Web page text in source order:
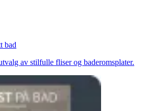
bad
av stilfulle fliser og baderomsplater.